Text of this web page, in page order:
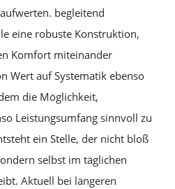
begleitend
eine robuste Konstruktion,
Komfort miteinander
Wert auf Systematik ebenso
die Möglichkeit,
Leistungsumfang sinnvoll zu
ein Stelle, der nicht bloß
selbst im täglichen
Aktuell bei längeren